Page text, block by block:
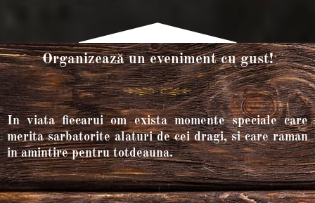
Organizează un eveniment cu gust!
In viata fiecarui om exista momente speciale care
merita sarbatorite alaturi de cei dragi, si care raman
in amintire pentru totdeauna.